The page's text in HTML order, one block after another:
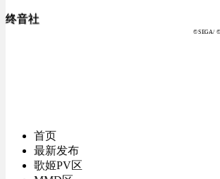
终音社
© SEGA /
首页
最新发布
歌姬PV区